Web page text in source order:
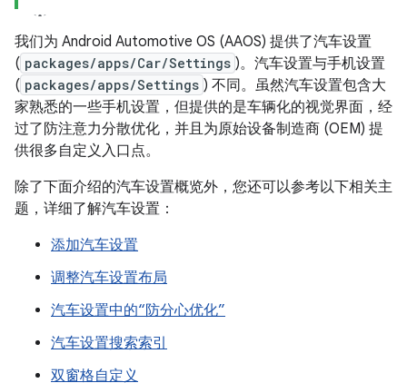
我们为 Android Automotive OS (AAOS) 提供了汽车设置
( packages/apps/Car/Settings )。汽车设置与手机设置
( packages/apps/Settings ) 不同。虽然汽车设置包含大
家熟悉的一些手机设置，但提供的是车辆化的视觉界面，经
过了防注意力分散优化，并且为原始设备制造商 (OEM) 提
供很多自定义入口点。
除了下面介绍的汽车设置概览外，您还可以参考以下相关主
题，详细了解汽车设置：
添加汽车设置
调整汽车设置布局
汽车设置中的“防分心优化”
汽车设置搜索索引
双窗格自定义